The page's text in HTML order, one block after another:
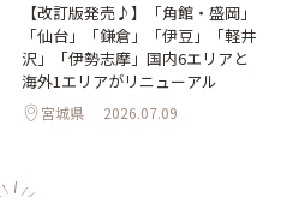
【改訂版発売♪】「角館・盛岡」
「仙台」「鎌倉」「伊豆」「軽井
沢」「伊勢志摩」国内6エリアと
海外1エリアがリニューアル
宮城県 2026.07.09